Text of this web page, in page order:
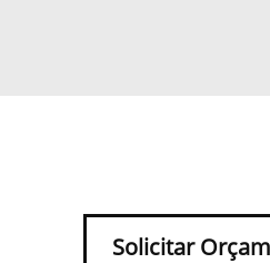
Solicitar